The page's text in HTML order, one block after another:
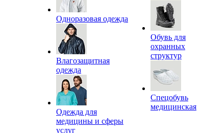
Одноразовая одежда
Влагозащитная
одежда
Одежда для
медицины и сферы
услуг
Обувь для
охранных
структур
Спецобувь
медицинская